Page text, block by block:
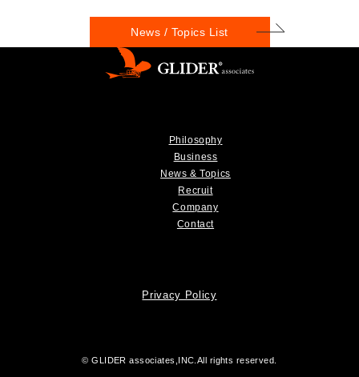
News / Topics List
Philosophy
Business
News & Topics
Recruit
Company
Contact
Privacy Policy
© GLIDER associates,INC.All rights reserved.